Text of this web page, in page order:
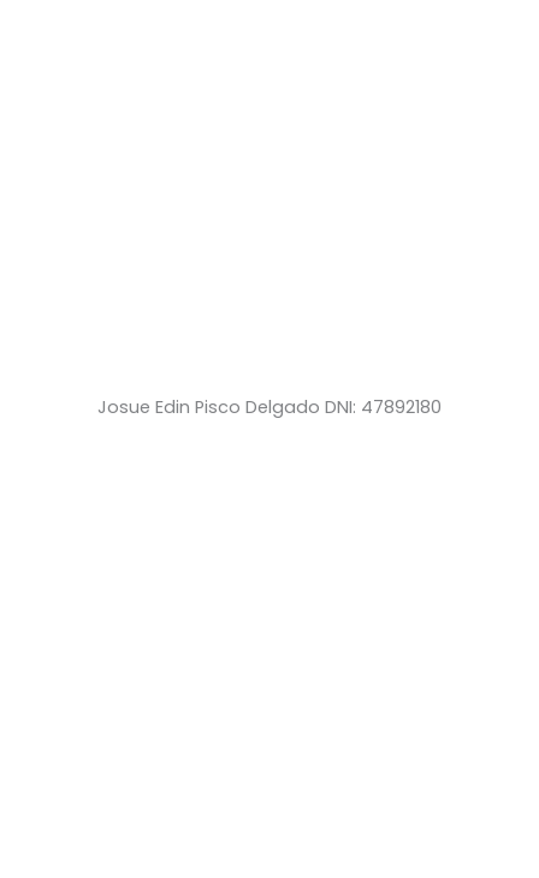
Josue Edin Pisco Delgado DNI: 47892180